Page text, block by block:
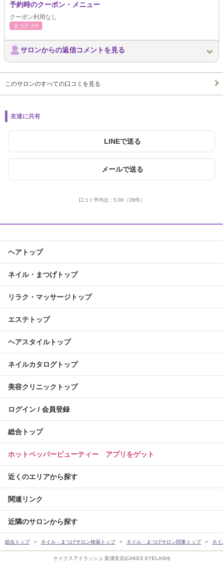
ケイクスアイラッシュ 新浦安店(CAKES EYELASH)
予約時のクーポン・メニュー
クーポン利用なし
まつげ･ﾒｲｸ
サロンからの返信コメントを見る
このサロンのすべての口コミを見る
友達に共有
LINEで送る
メールで送る
口コミ平均点： 5.00 （28件）
ヘアトップ
ネイル・まつげトップ
リラク・マッサージトップ
エステトップ
ヘアスタイルトップ
ネイルカタログトップ
美容クリニックトップ
ログイン / 会員登録
総合トップ
ホットペッパービューティー アプリをゲット
近くのエリアから探す
関連リンク
近隣のサロンから探す
総合トップ ネイル・まつげサロン検索トップ ネイル・まつげサロン関東トップ ネ